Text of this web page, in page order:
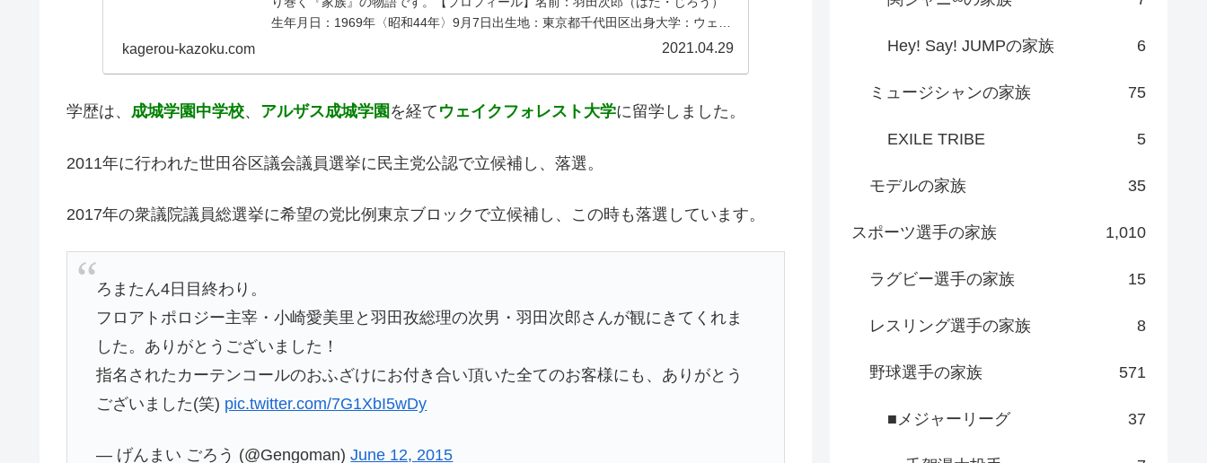
生年月日：1969年〈昭和44年〉9月7日出生地：東京都千代田区出身大学：ウェイ
kagerou-kazoku.com 2021.04.29
学歴は、 成城学園中学校、 アルザス成城学園 を経て ウェイクフォレスト大学に留学しました。
2011年に行われた世田谷区議会議員選挙に民主党公認で立候補し、落選。
2017年の衆議院議員総選挙に希望の党比例東京ブロックで立候補し、この時も落選しています。
ろまたん4日目終わり。
フロアトポロジー主宰・小崎愛美里と羽田孜総理の次男・羽田次郎さんが観にきてくれま
した。ありがとうございました！
指名されたカーテンコールのおふざけにお付き合い頂いた全てのお客様にも、ありがとう
ございました(笑) pic.twitter.com/7G1XbI5wDy
— げんまい ごろう (@Gengoman)June 12, 2015
Hey! Say! JUMPの家族 6
ミュージシャンの家族 75
EXILE TRIBE 5
モデルの家族 35
スポーツ選手の家族 1,010
ラグビー選手の家族 15
レスリング選手の家族 8
野球選手の家族 571
■メジャーリーグ 37